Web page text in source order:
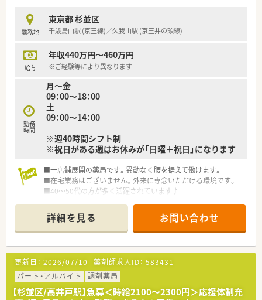
■会社が資格取得を積極的に支援しているため、認定薬剤師とし
て専門性を高めながらキャリアを形成することが可能です。
■アロマアドバイザーなどの資格を取得することで、薬学的な知
【法人特徴について】
フィスのように綺麗で清潔感のある佇まいが大きな特徴です。
■調剤業務の枠を超えてアロマオイルや香る紙ジュエリーの開
発販売を手掛けており、香りを通じた健康提案を行っています。
■現場からの声が届きやすいアットホームな社風を大切にして
す。
■認定薬剤師の取得支援制度が整っているほか、認知症ライフパ
勤務地
東京都 杉並区
千歳烏山駅 (京王線)／久我山駅 (京王井の頭線)
給与
年収440万円～460万円
※ご経験等により異なります
勤務
時間
月～金
09：00～18：00
土
09：00～14：00
※週40時間シフト制
※祝日がある週はお休みが「日曜＋祝日」になります
■一店舗展開の薬局です。異動なく腰を据えて働けます。
■在宅業務はございません。外来に専念いただける環境です。
■40～50代の方が多く活躍されています♪
詳細を見る お問い合わせ
更新日： 2026/07/10 薬剤師求人ID： 583431
パート・アルバイト
調剤薬局
【杉並区/高井戸駅】急募＜時給2100～2300円＞応援体制充